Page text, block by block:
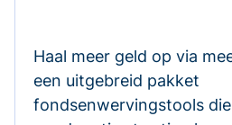
Haal meer geld op via
een uitgebreid pakket
fondsenwervingstools